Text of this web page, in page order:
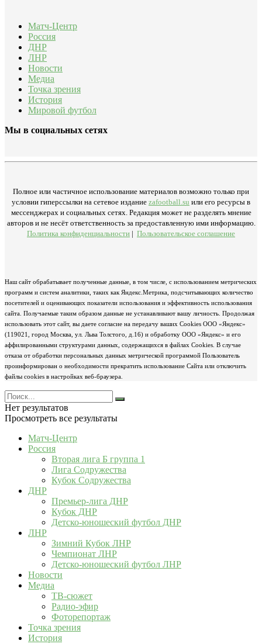
Матч-Центр
Россия
ДНР
ЛНР
Новости
Медиа
Точка зрения
История
Мировой футбол
Мы в социальных сетях
Полное или частичное использование материалов возможно только при
условии гиперссылки на сетевое издание zafootball.su или его ресурсы в
мессенджерах и социальных сетях. Редакция может не разделять мнение
авторов и не несёт ответственность за предоставленную ими информацию.
Политика конфиденциальности | Пользовательское соглашение
Наш сайт обрабатывает полученные данные, в том числе, с использованием метрических
программ и систем аналитики, таких как Яндекс.Метрика, подсчитывающих количество
посетителей и оценивающих показатели использования и эффективность использования
сайта. Получаемые таким образом данные не устанавливают вашу личность. Продолжая
использовать этот сайт, вы даете согласие на передачу ваших Cookies ООО «Яндекс»
(119021, город Москва, ул. Льва Толстого, д.16) и обработку ООО «Яндекс» и его
аффилированными структурами данных, содержащихся в файлах Cookies. В случае
отказа от обработки персональных данных метрической программой Пользователь
проинформирован о необходимости прекратить использование Сайта или отключить
файлы cookies в настройках веб-браузера.
Нет результатов
Просмотреть все результаты
Матч-Центр
Россия
Вторая лига Б группа 1
Лига Содружества
Кубок Содружества
ДНР
Премьер-лига ДНР
Кубок ДНР
Детско-юношеский футбол ДНР
ЛНР
Зимний Кубок ЛНР
Чемпионат ЛНР
Детско-юношеский футбол ЛНР
Новости
Медиа
ТВ-сюжет
Радио-эфир
Фоторепортаж
Точка зрения
История